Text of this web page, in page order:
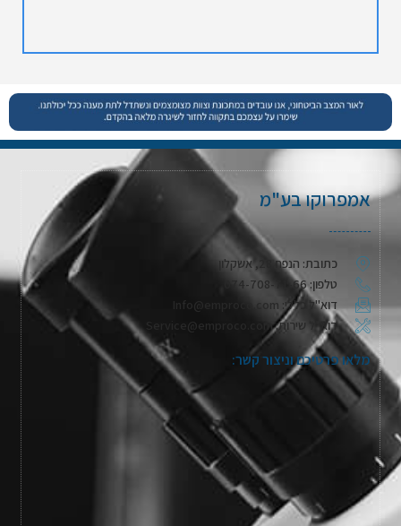
אמפרוקו בע"מ
כתובת: הנפח 28, אשקלון
טלפון: 074-708-71-66
דוא"ל כללי: Info@emproco.com
דוא"ל שירות: Service@emproco.com
מלאו פרטיכם וניצור קשר: